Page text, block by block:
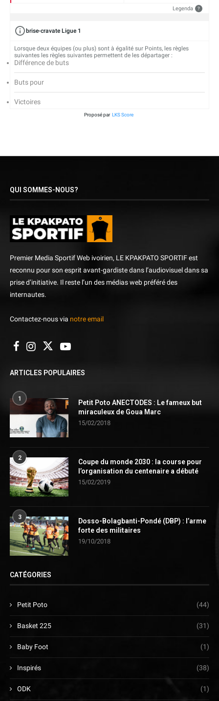
Legenda ?
brise-cravate Ligue 1
Lorsque deux équipes (ou plus) sont à égalité sur Points, les règles
suivantes les règles suivantes permettent de les départager :
Différence de buts
Buts pour
Victoires
Proposé par LKS Score
QUI SOMMES-NOUS?
Premier Media Sportif Web ivoirien, LE KPAKPATO SPORTIF est
reconnu pour son esprit avant-gardiste dans l’audiovisuel dans sa
prise d’initiative. Il reste l’un des médias web préféré des
internautes.
Contactez-nous via notre email
ARTICLES POPULAIRES
1
Petit Poto ANECTODES : Le fameux but
miraculeux de Goua Marc
15/02/2018
2
Coupe du monde 2030 : la course pour
l’organisation du centenaire a débuté
15/02/2019
3
Dosso-Bolagbanti-Pondé (DBP) : l’arme
forte des militaires
19/10/2018
CATÉGORIES
Petit Poto (44)
Basket 225 (31)
Baby Foot (1)
Inspirés (38)
ODK (1)